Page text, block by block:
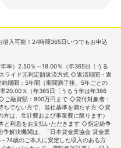
入可能！24時間365日いつでもお申込
率）2.50％～18.00％（年365日〔うる
ライド元利定額返済方式 ◇返済期間・返
期間：5年間（期間満了後、5年ごとの
20.00％（年365日〔うるう年は年366
融資額：800万円まで ◇貸付対象者：
ちでない方で、当社基準を満たす方 ◇資
は、生計費および事業費に限ります）
と利息をお支払いただきます ◇指定紛争
争解決機関は、「日本貸金業協会 貸金業
74歳のご本人に安定した収入のある方